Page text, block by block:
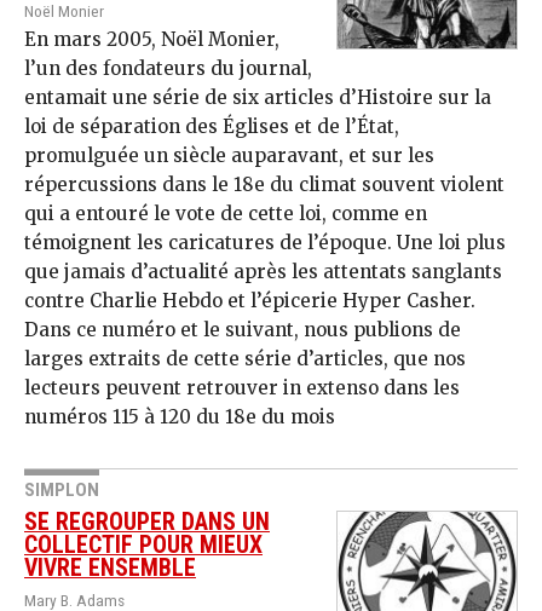
Noël Monier
En mars 2005, Noël Monier,
l’un des fondateurs du journal,
entamait une série de six articles d’Histoire sur la
loi de séparation des Églises et de l’État,
promulguée un siècle auparavant, et sur les
répercussions dans le 18e du climat souvent violent
qui a entouré le vote de cette loi, comme en
témoignent les caricatures de l’époque. Une loi plus
que jamais d’actualité après les attentats sanglants
contre Charlie Hebdo et l’épicerie Hyper Casher.
Dans ce numéro et le suivant, nous publions de
larges extraits de cette série d’articles, que nos
lecteurs peuvent retrouver in extenso dans les
numéros 115 à 120 du 18e du mois
SIMPLON
SE REGROUPER DANS UN
COLLECTIF POUR MIEUX
VIVRE ENSEMBLE
Mary B. Adams